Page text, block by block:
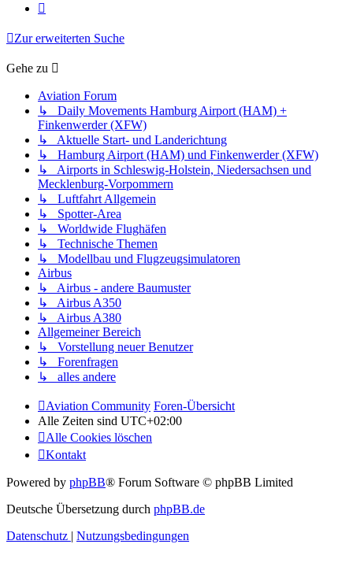
Zur erweiterten Suche
Gehe zu
Aviation Forum
↳ Daily Movements Hamburg Airport (HAM) +
Finkenwerder (XFW)
↳ Aktuelle Start- und Landerichtung
↳ Hamburg Airport (HAM) und Finkenwerder (XFW)
↳ Airports in Schleswig-Holstein, Niedersachsen und
Mecklenburg-Vorpommern
↳ Luftfahrt Allgemein
↳ Spotter-Area
↳ Worldwide Flughäfen
↳ Technische Themen
↳ Modellbau und Flugzeugsimulatoren
Airbus
↳ Airbus - andere Baumuster
↳ Airbus A350
↳ Airbus A380
Allgemeiner Bereich
↳ Vorstellung neuer Benutzer
↳ Forenfragen
↳ alles andere
Aviation Community Foren-Übersicht
Alle Zeiten sind UTC+02:00
Alle Cookies löschen
Kontakt
Powered by phpBB® Forum Software © phpBB Limited
Deutsche Übersetzung durch phpBB.de
Datenschutz
Nutzungsbedingungen